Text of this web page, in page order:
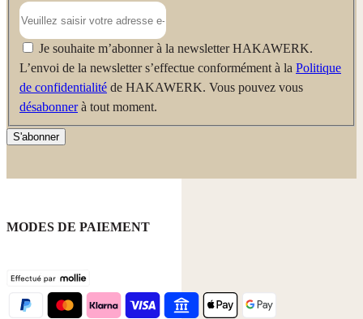
Je souhaite m’abonner à la newsletter HAKAWERK.
L’envoi de la newsletter s’effectue conformément à la Politique
de confidentialité de HAKAWERK. Vous pouvez vous
désabonnerà tout moment.
S'abonner
MODES DE PAIEMENT